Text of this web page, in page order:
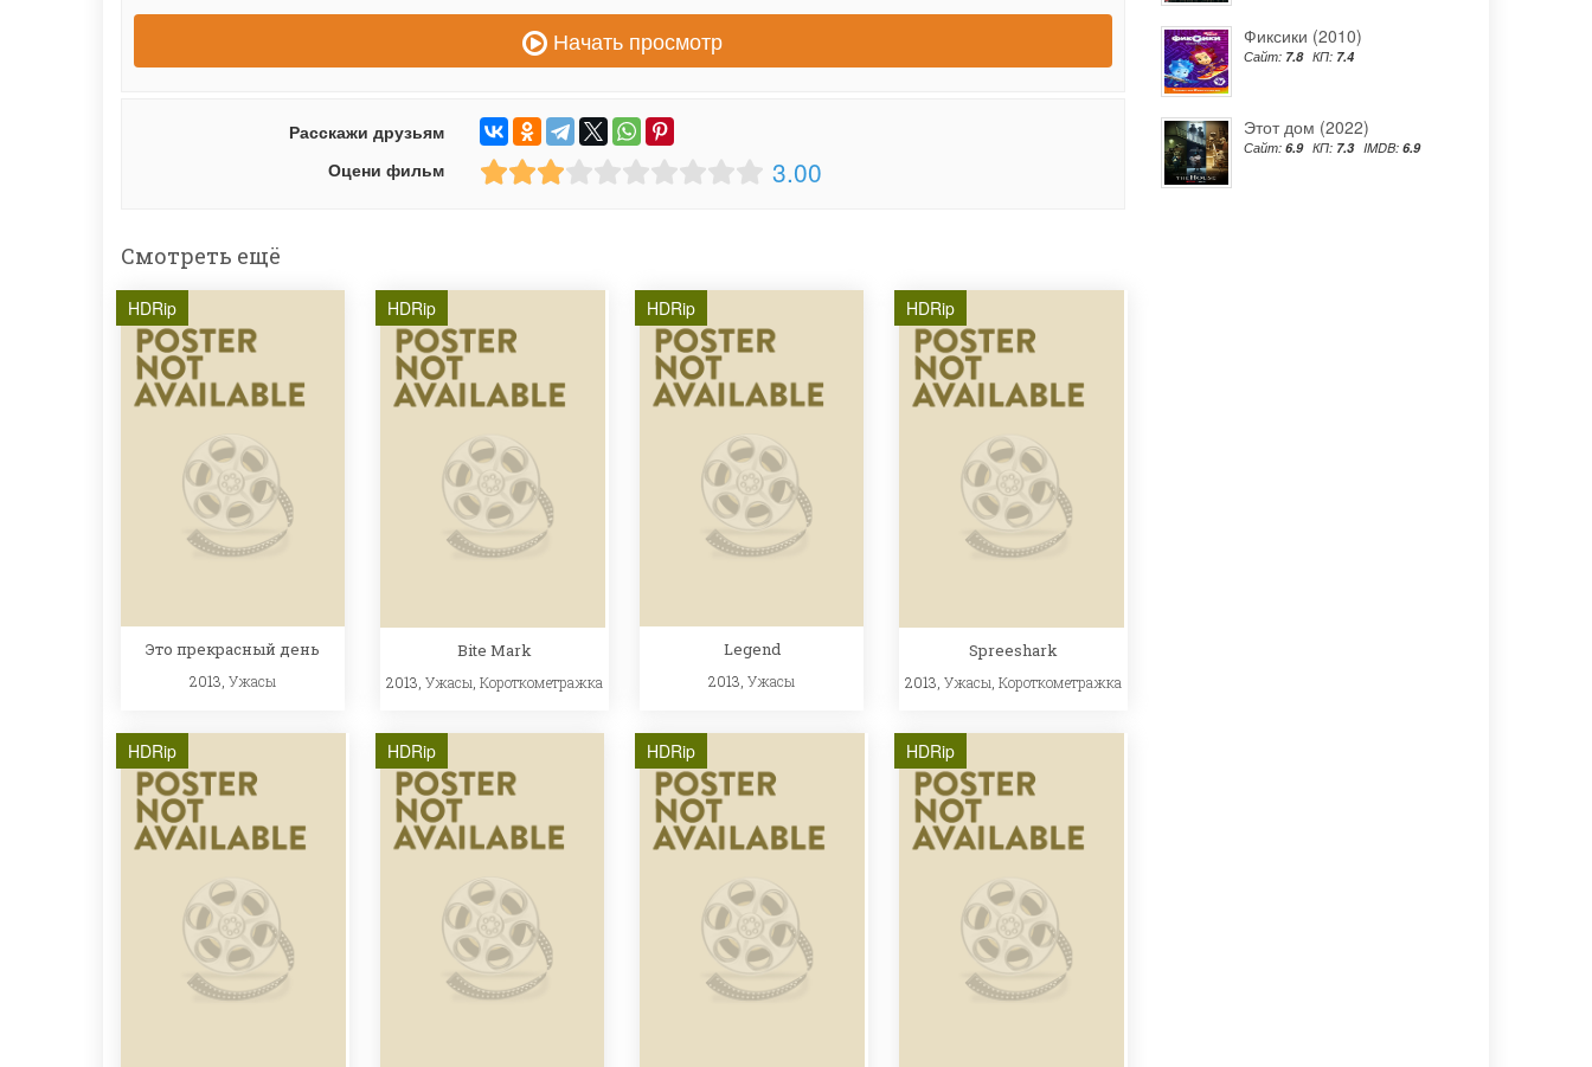
Начать просмотр
Расскажи друзьям
Оцени фильм
3.00
Смотреть ещё
HDRip
Это прекрасный день
2013, Ужасы
HDRip
Bite Mark
2013, Ужасы Короткометражка
HDRip
Legend
2013, Ужасы
HDRip
Spreeshark
2013, Ужасы Короткометражка
HDRip HDRip HDRip HDRip
Фиксики (2010)
Сайт: 7.8 КП: 7.4
Этот дом (2022)
Сайт: 6.9 КП: 7.3 IMDB: 6.9